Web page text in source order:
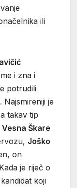
ili
i zna i
potrudili
Najsmireniji je
takav tip
Vesna Škare
Joško
on
je riječ o
koji